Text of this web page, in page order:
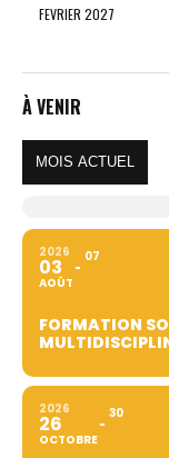
FEVRIER 2027
À VENIR
MOIS ACTUEL
2026
03
AOÛT
07
FORMATION
2026
26
OCTOBRE
30